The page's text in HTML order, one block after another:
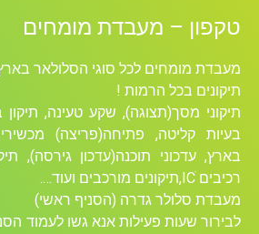
טקפון – מעבדת מומחים
מעבדת מומחים לכל סוגי הסלולאר
תיקונים בכל הרמות !
תיקוני מסך(תצוגה), שקע טעינה, תיקון
בעיות קליטה, פתיחה(פריצה)
בארץ, עדכוני תוכנה(עדכון גירסה),
רכיבים ICׁ,תיקונים מורכבים ועוד….
מעבדת סלולר גדרה (הסניף ראשי)
לבירור שעות פעילות אנא גשו לעמוד